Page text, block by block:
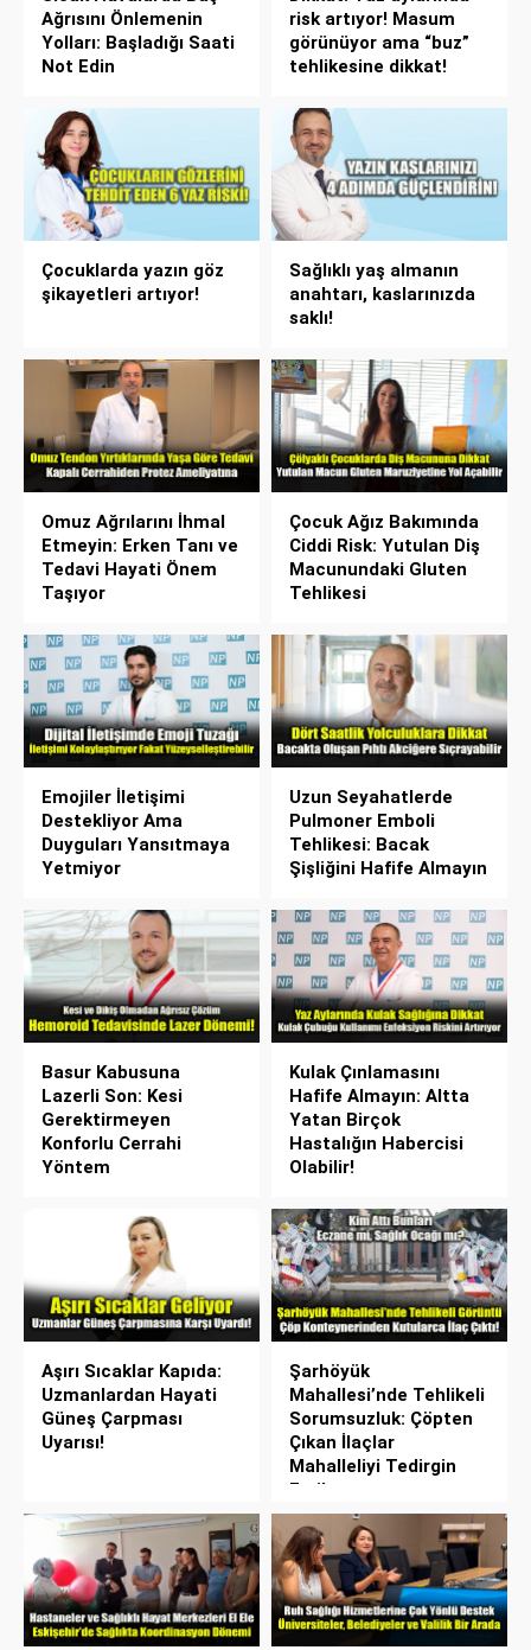
Ağrısını Önlemenin
Yolları: Başladığı Saati
Not Edin
risk artıyor! Masum
görünüyor ama “buz”
tehlikesine dikkat!
Çocuklarda yazın göz
şikayetleri artıyor!
Sağlıklı yaş almanın
anahtarı, kaslarınızda
saklı!
Omuz Ağrılarını İhmal
Etmeyin: Erken Tanı ve
Tedavi Hayati Önem
Taşıyor
Çocuk Ağız Bakımında
Ciddi Risk: Yutulan Diş
Macunundaki Gluten
Tehlikesi
Emojiler İletişimi
Destekliyor Ama
Duyguları Yansıtmaya
Yetmiyor
Uzun Seyahatlerde
Pulmoner Emboli
Tehlikesi: Bacak
Şişliğini Hafife Almayın
Basur Kabusuna
Lazerli Son: Kesi
Gerektirmeyen
Konforlu Cerrahi
Yöntem
Kulak Çınlamasını
Hafife Almayın: Altta
Yatan Birçok
Hastalığın Habercisi
Olabilir!
Aşırı Sıcaklar Kapıda:
Uzmanlardan Hayati
Güneş Çarpması
Uyarısı!
Şarhöyük
Mahallesi’nde Tehlikeli
Sorumsuzluk: Çöpten
Çıkan İlaçlar
Mahalleliyi Tedirgin
Etti!